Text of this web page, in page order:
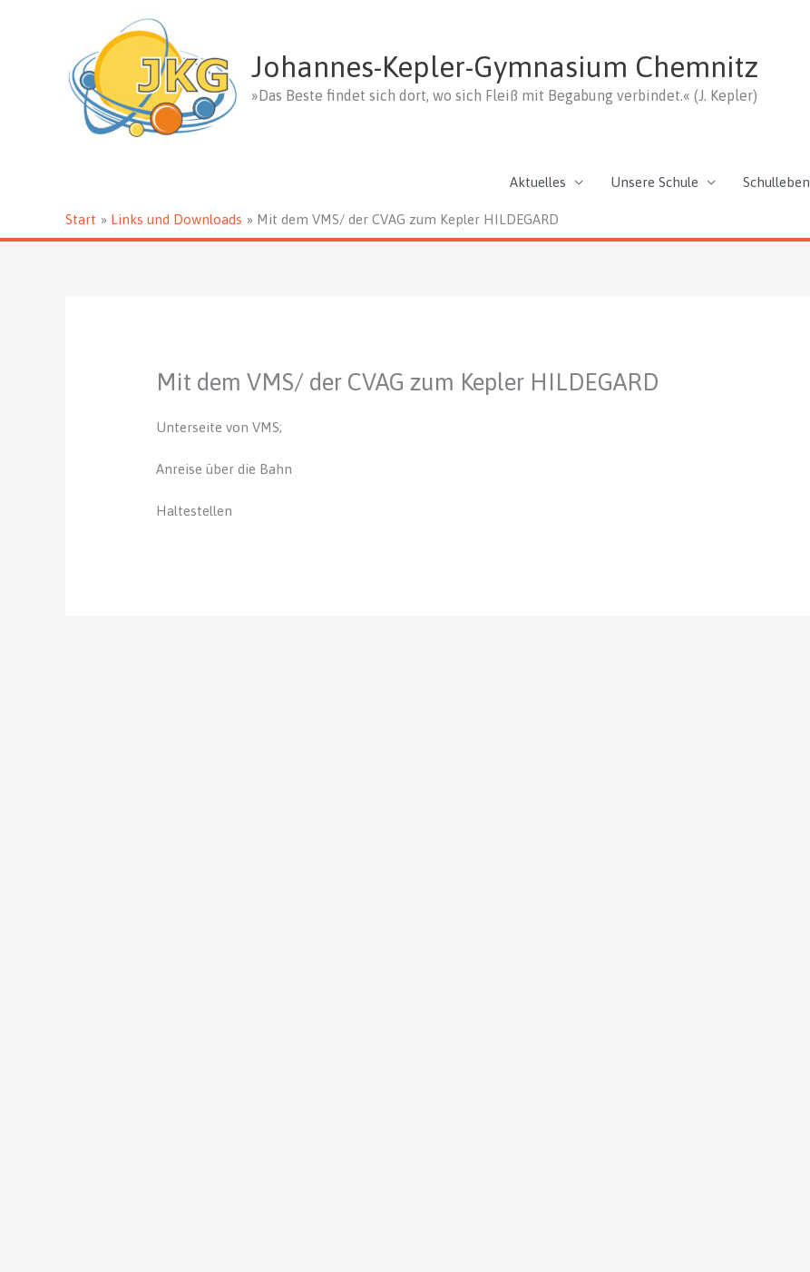
Johannes-Kepler-Gymnasium Chemnitz
»Das Beste findet sich dort, wo sich Fleiß mit Begabung verbindet.« (J. Kepler)
Aktuelles Unsere Schule Schulleben
Start Links und Downloads Mit dem VMS/ der CVAG zum Kepler HILDEGARD
Mit dem VMS/ der CVAG zum Kepler HILDEGARD
Unterseite von VMS;
Anreise über die Bahn
Haltestellen